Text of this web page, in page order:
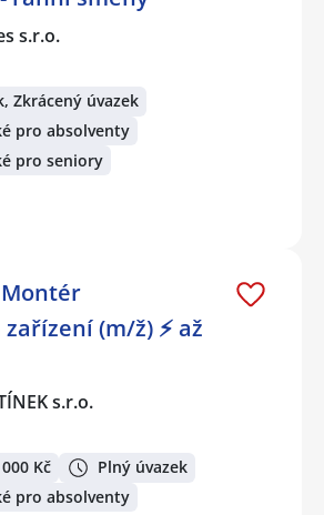
s.r.o.
Zkrácený úvazek
pro absolventy
pro seniory
(m/ž) ⚡ až
s.r.o.
Kč
Plný úvazek
pro absolventy